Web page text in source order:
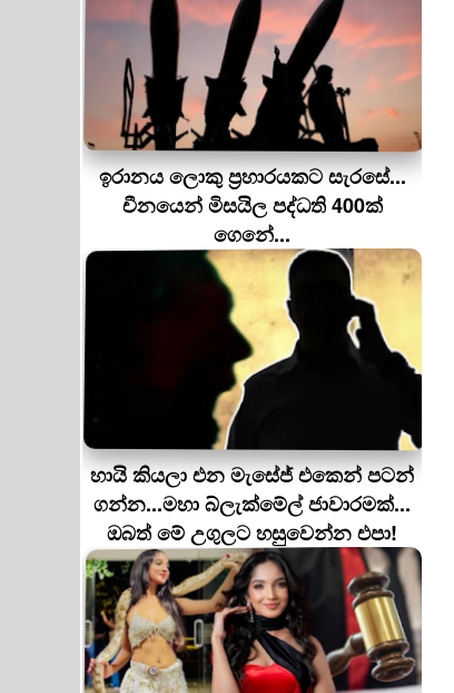
ඉරානය ලොකු ප‍්‍රහාරයකට සැරසේ...
චීනයෙන් මිසයිල පද්ධති 400ක්
ගෙනේ...
හායි කියලා එන මැසේජ් එකෙන් පටන්
ගන්න...මහා බ්ලැක්මේල් ජාවාරමක්...
ඔබත් මේ උගුලට හසුවෙන්න එපා!